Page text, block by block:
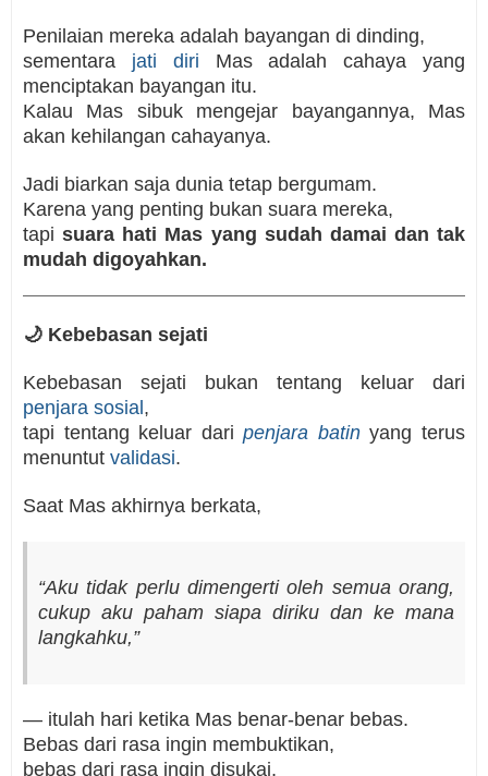
Penilaian mereka adalah bayangan di dinding,
sementara jati diri Mas adalah cahaya yang
menciptakan bayangan itu.
Kalau Mas sibuk mengejar bayangannya, Mas
akan kehilangan cahayanya.
Jadi biarkan saja dunia tetap bergumam.
Karena yang penting bukan suara mereka,
tapisuara hati Mas yang sudah damai dan tak
mudah digoyahkan.
🌙 Kebebasan sejati
Kebebasan sejati bukan tentang keluar dari
penjara sosial,
tapi tentang keluar daripenjara batinyang terus
menuntut validasi.
Saat Mas akhirnya berkata,
“Aku tidak perlu dimengerti oleh semua orang,
cukup aku paham siapa diriku dan ke mana
langkahku,”
— itulah hari ketika Mas benar-benar bebas.
Bebas dari rasa ingin membuktikan,
bebas dari rasa ingin disukai,